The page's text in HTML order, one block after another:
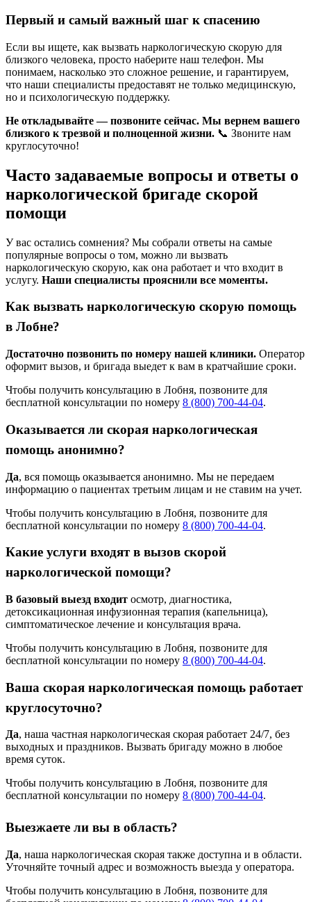
Первый и самый важный шаг к спасению
Если вы ищете, как вызвать наркологическую скорую для
близкого человека, просто наберите наш телефон. Мы
понимаем, насколько это сложное решение, и гарантируем,
что наши специалисты предоставят не только медицинскую,
но и психологическую поддержку.
Не откладывайте — позвоните сейчас. Мы вернем вашего
близкого к трезвой и полноценной жизни. 📞 Звоните нам
круглосуточно!
Часто задаваемые вопросы и ответы о
наркологической бригаде скорой
помощи
У вас остались сомнения? Мы собрали ответы на самые
популярные вопросы о том, можно ли вызвать
наркологическую скорую, как она работает и что входит в
услугу. Наши специалисты прояснили все моменты.
Как вызвать наркологическую скорую помощь
в Лобне?
Достаточно позвонить по номеру нашей клиники. Оператор
оформит вызов, и бригада выедет к вам в кратчайшие сроки.
Чтобы получить консультацию в Лобня, позвоните для
бесплатной консультации по номеру 8 (800) 700-44-04.
Оказывается ли скорая наркологическая
помощь анонимно?
Да, вся помощь оказывается анонимно. Мы не передаем
информацию о пациентах третьим лицам и не ставим на учет.
Чтобы получить консультацию в Лобня, позвоните для
бесплатной консультации по номеру 8 (800) 700-44-04.
Какие услуги входят в вызов скорой
наркологической помощи?
В базовый выезд входит осмотр, диагностика,
детоксикационная инфузионная терапия (капельница),
симптоматическое лечение и консультация врача.
Чтобы получить консультацию в Лобня, позвоните для
бесплатной консультации по номеру 8 (800) 700-44-04.
Ваша скорая наркологическая помощь работает
круглосуточно?
Да, наша частная наркологическая скорая работает 24/7, без
выходных и праздников. Вызвать бригаду можно в любое
время суток.
Чтобы получить консультацию в Лобня, позвоните для
бесплатной консультации по номеру 8 (800) 700-44-04.
Выезжаете ли вы в область?
Да, наша наркологическая скорая также доступна и в области.
Уточняйте точный адрес и возможность выезда у оператора.
Чтобы получить консультацию в Лобня, позвоните для